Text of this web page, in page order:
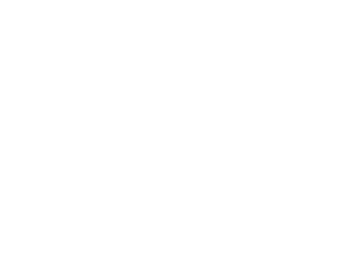
15 m² exposée sud.